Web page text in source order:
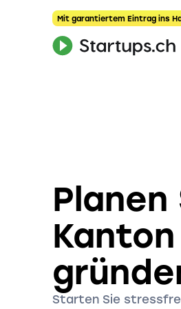
Mit garantiertem Eintrag ins
Planen
Starten Sie